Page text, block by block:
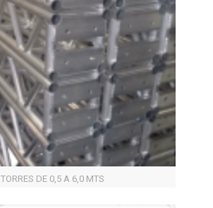
TORRES DE 0,5 A 6,0 MTS